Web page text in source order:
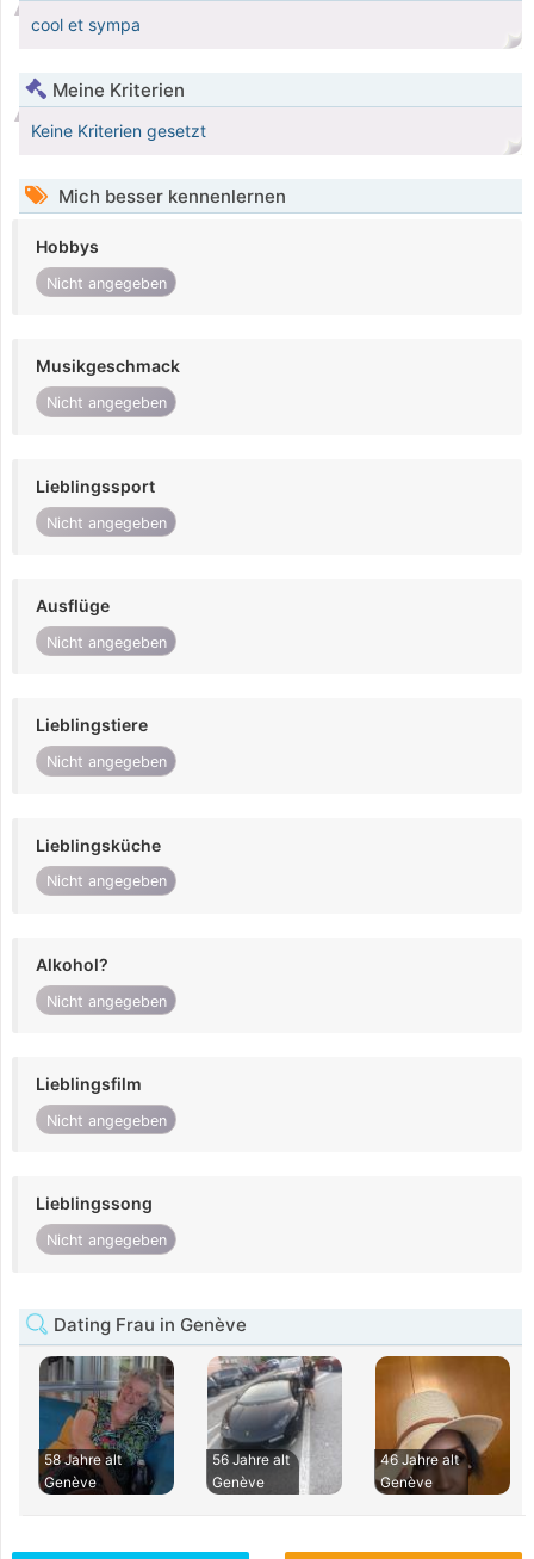
cool et sympa
Meine Kriterien
Keine Kriterien gesetzt
Mich besser kennenlernen
Hobbys
Nicht angegeben
Musikgeschmack
Nicht angegeben
Lieblingssport
Nicht angegeben
Ausflüge
Nicht angegeben
Lieblingstiere
Nicht angegeben
Lieblingsküche
Nicht angegeben
Alkohol?
Nicht angegeben
Lieblingsfilm
Nicht angegeben
Lieblingssong
Nicht angegeben
Dating Frau in Genève
58 Jahre alt
Genève
56 Jahre alt
Genève
46 Jahre alt
Genève